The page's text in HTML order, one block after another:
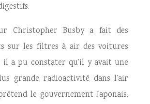
Christopher Busby a fait des
sur les filtres à air des voitures
il a pu constater qu’il y avait une
grande radioactivité dans l’air
le gouvernement Japonais.